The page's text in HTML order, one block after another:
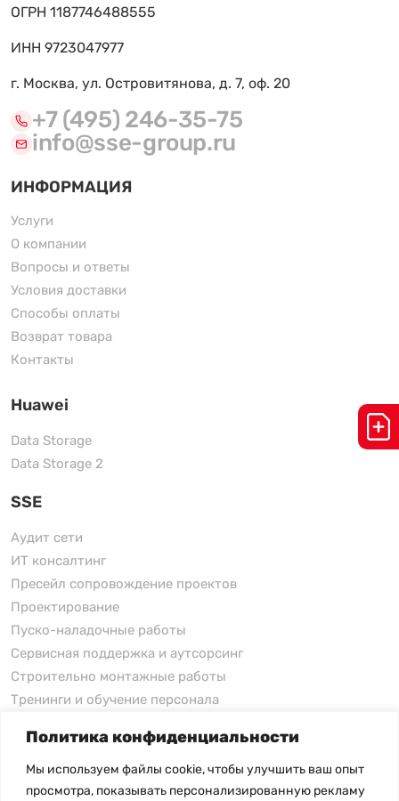
Политика конфиденциальности
Мы используем файлы cookie, чтобы улучшить ваш опыт
просмотра, показывать персонализированную рекламу
ОГРН 1187746488555
ИНН 9723047977
г. Москва, ул. Островитянова, д. 7, оф. 20
+7 (495) 246-35-75
info@sse-group.ru
ИНФОРМАЦИЯ
Услуги
О компании
Вопросы и ответы
Условия доставки
Способы оплаты
Возврат товара
Контакты
Huawei
Data Storage
Data Storage 2
SSE
Аудит сети
ИТ консалтинг
Пресейл сопровождение проектов
Проектирование
Пуско-наладочные работы
Сервисная поддержка и аутсорсинг
Строительно монтажные работы
Тренинги и обучение персонала
xFusion
xFusion
xFusion AI Solution